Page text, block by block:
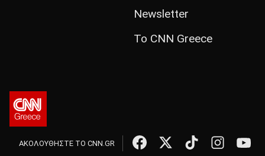
Newsletter
Το CNN Greece
ΑΚΟΛΟΥΘΗΣΤΕ ΤΟ CNN.GR